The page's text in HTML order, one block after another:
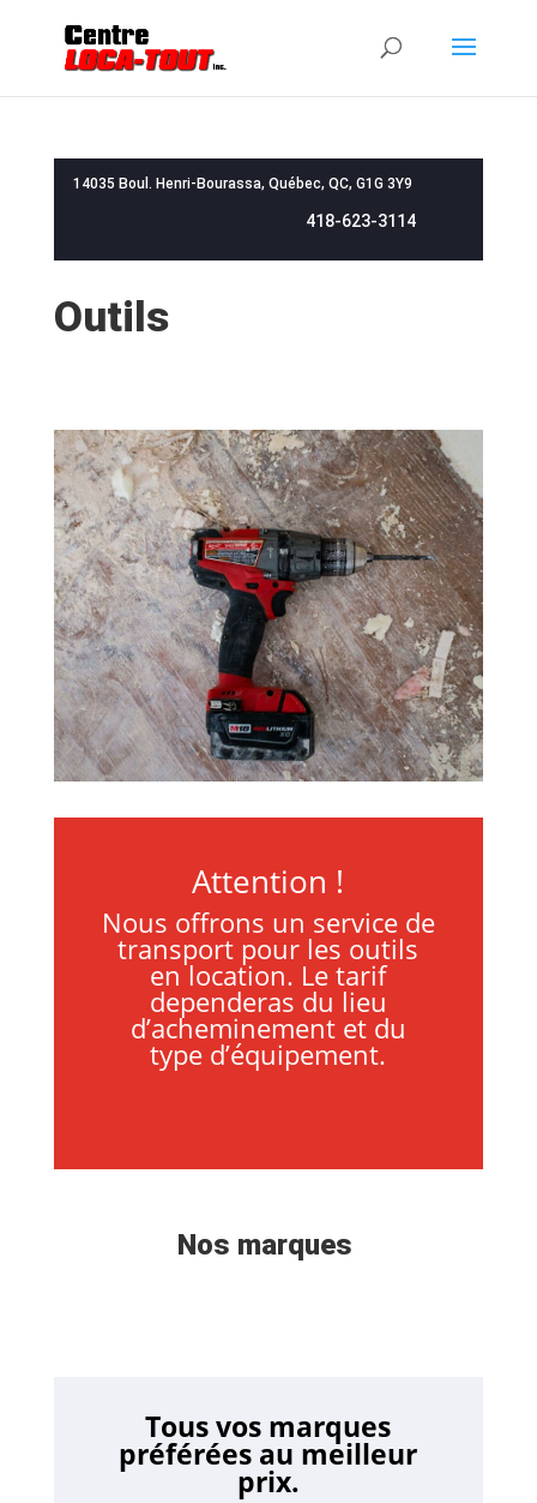
14035 Boul. Henri-Bourassa, Québec, QC, G1G 3Y9
418-623-3114
Outils
Attention !
Nous offrons un service de
transport pour les outils
en location. Le tarif
dependeras du lieu
d’acheminement et du
type d’équipement.
Nos marques
Tous vos marques
préférées au meilleur
prix.